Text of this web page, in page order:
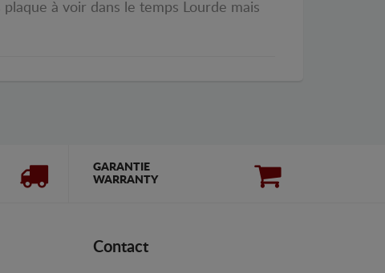
à voir dans le temps Lourde mais
GARANTIE
WARRANTY
Contact